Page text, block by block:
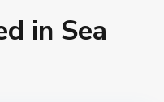
in Sea